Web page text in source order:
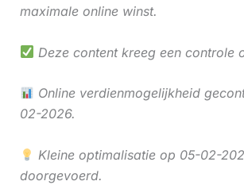
maximale online winst.
Deze content kreeg een controle
Online verdienmogelijkheid
02-2026.
Kleine optimalisatie op 05-02-
doorgevoerd.